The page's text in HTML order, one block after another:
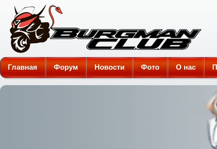
Burgman-Club
Главная Форум Новости Фото О нас